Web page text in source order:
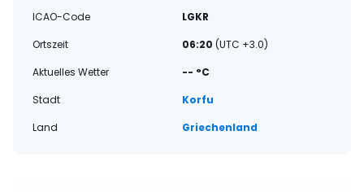
ICAO-Code
LGKR
Ortszeit
06:20 (UTC +3.0)
Aktuelles Wetter
-- °C
Stadt
Korfu
Land
Griechenland